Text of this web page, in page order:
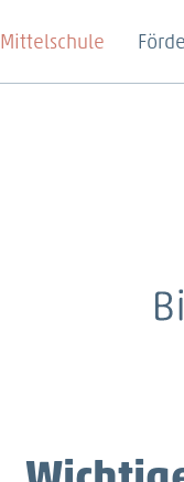
Mittelschule